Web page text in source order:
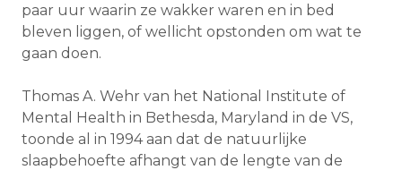
paar uur waarin ze wakker waren en in bed
bleven liggen, of wellicht opstonden om wat te
gaan doen.
Thomas A. Wehr van het National Institute of
Mental Health in Bethesda, Maryland in de VS,
toonde al in 1994 aan dat de natuurlijke
slaapbehoefte afhangt van de lengte van de